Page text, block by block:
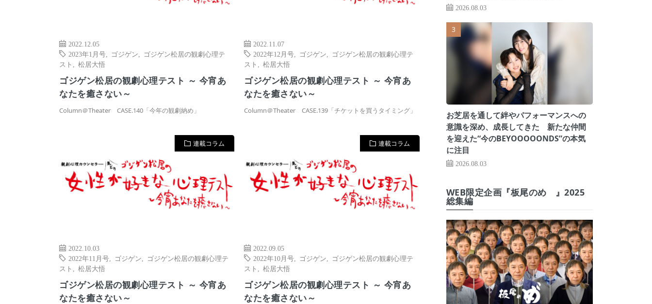
2022.12.05
2023年1月号
ゴジゲン
ゴジゲン松居の観劇心理テ
スト
松居大悟
ゴジゲン松居の観劇心理テスト ～ 今宵あ
なたを癒さない～
Column＠Theater CASE.140「今年の観劇納め」
2022.11.07
2022年12月号
ゴジゲン
ゴジゲン松居の観劇心理テ
スト
,松居大悟
ゴジゲン松居の観劇心理テスト ～ 今宵あ
なたを癒さない～
Column＠Theater CASE.139「チケットを買うタイミング」
連載コラム
2022.10.03
2022年11月号
ゴジゲン
ゴジゲン松居の観劇心理テ
スト
松居大悟
ゴジゲン松居の観劇心理テスト ～ 今宵あ
なたを癒さない～
連載コラム
2022.09.05
2022年10月号
ゴジゲン
ゴジゲン松居の観劇心理テ
スト
,松居大悟
ゴジゲン松居の観劇心理テスト ～ 今宵あ
なたを癒さない～
2026.08.03
お芝居を通して絆やパフォーマンスへの
意識を深め、成長してきた 新たな仲間
を迎えた“今のBEYOOOOONDS”の本気
に注目
2026.08.03
WEB限定企画『板尾のめ゙』2025
総集編